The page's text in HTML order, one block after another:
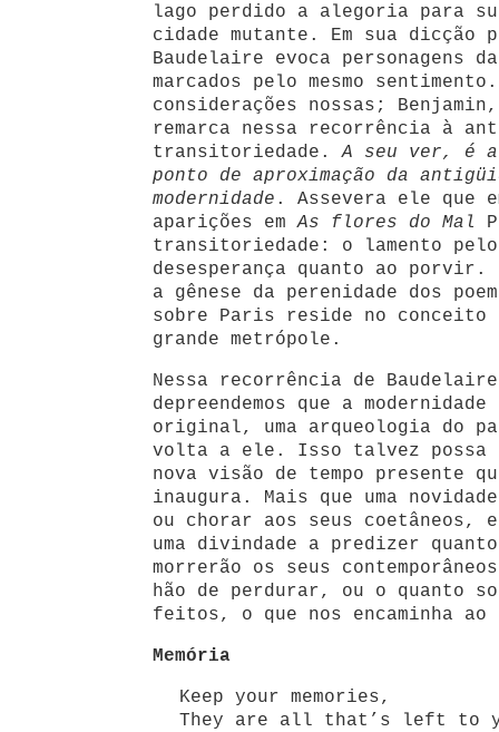
lago perdido a alegoria para
cidade mutante. Em sua dicção
Baudelaire evoca personagens
marcados pelo mesmo
considerações nossas;
remarca nessa recorrência à
transitoriedade.A seu ver, é
ponto de aproximação da
modernidade . Assevera ele que
aparições emAs flores do Mal
transitoriedade: o lamento
desesperança quanto ao
a gênese da perenidade dos
sobre Paris reside no conceito
grande metrópole.
Nessa recorrência de
depreendemos que a
original, uma arqueologia do
volta a ele. Isso talvez possa
nova visão de tempo presente
inaugura. Mais que uma
ou chorar aos seus coetâneos,
uma divindade a predizer
morrerão os seus
hão de perdurar, ou o quanto
feitos, o que nos encaminha ao
Memória
Keep your memories,
They are all that’s left to